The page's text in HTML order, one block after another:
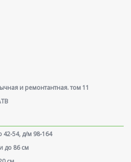
и ремонтантная. том 11
42-54, д/м 98-164
до 86 см